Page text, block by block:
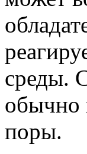
среды.
обычно
поры.